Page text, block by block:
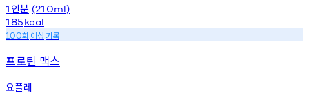
1 인분 (210ml)
185kcal
100회 이상기록
프로틴 맥스
요플레